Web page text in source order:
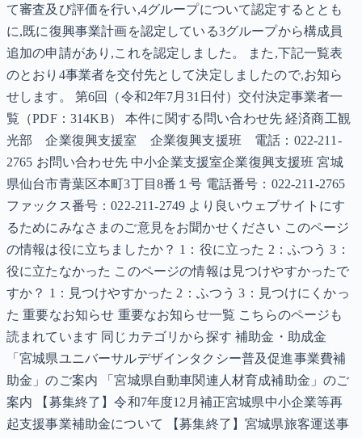
て審査及び評価を行い,4グループについて認定するととも
に,既に復興事業計画を認定している3グループから構成員
追加の申請があり,これを認定しました。 また,下記一覧表
のとおり4事業者を交付先として決定しましたので,お知ら
せします。 第6回（令和2年7月31日付）交付決定事業者一
覧（PDF：314KB） 本件に関する問い合わせ先 経済商工観
光部 企業復興支援室 企業復興支援班 電話：022-211-
2765 お問い合わせ先 中小企業支援室企業復興支援班 宮城
県仙台市青葉区本町3丁目8番１号 電話番号：022-211-2765
ファックス番号：022-211-2749 より良いウェブサイトにす
るためにみなさまのご意見をお聞かせください このページ
の情報は役に立ちましたか？ 1：役に立った 2：ふつう 3：
役に立たなかった このページの情報は見つけやすかったで
すか？ 1：見つけやすかった 2：ふつう 3：見つけにくかっ
た 重要なお知らせ 重要なお知らせ一覧 こちらのページも
読まれています 同じカテゴリから探す 補助金・助成金
「宮城県ユニバーサルデザインタクシー普及促進事業費補
助金」のご案内 「宮城県自動車関連人材育成補助金」のご
案内 【募集終了】令和7年度12月補正宮城県中小企業等再
起支援事業補助金について 【募集終了】宮城県旅客運送事